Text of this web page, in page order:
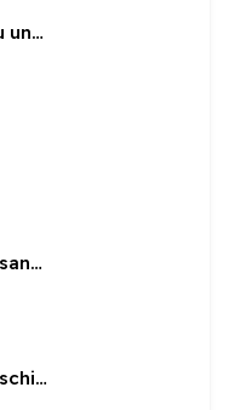
Cristo benedicente su una colonna di San Gregorio
Santa Caterina d'Alessandria e committente
Tabernacolo ed affreschi a San Gregorio